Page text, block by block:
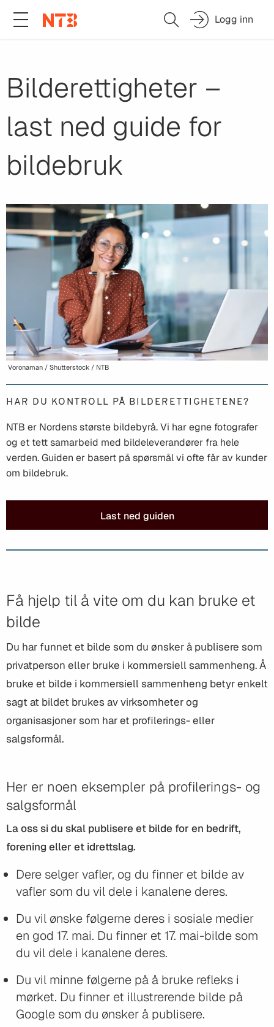
Logg inn
Bilderettigheter –
last ned guide for
bildebruk
Voronaman / Shutterstock / NTB
HAR DU KONTROLL PÅ BILDERETTIGHETENE?
NTB er Nordens største bildebyrå. Vi har egne fotografer
og et tett samarbeid med bildeleverandører fra hele
verden. Guiden er basert på spørsmål vi ofte får av kunder
om bildebruk.
Last ned guiden
Få hjelp til å vite om du kan bruke et
bilde
Du har funnet et bilde som du ønsker å publisere som
privatperson eller bruke i kommersiell sammenheng. Å
bruke et bilde i kommersiell sammenheng betyr enkelt
sagt at bildet brukes av virksomheter og
organisasjoner som har et profilerings- eller
salgsformål.
Her er noen eksempler på profilerings- og
salgsformål
La oss si du skal publisere et bilde for en bedrift,
forening eller et idrettslag.
Dere selger vafler, og du finner et bilde av
vafler som du vil dele i kanalene deres.
Du vil ønske følgerne deres i sosiale medier
en god 17. mai. Du finner et 17. mai-bilde som
du vil dele i kanalene deres.
Du vil minne følgerne på å bruke refleks i
mørket. Du finner et illustrerende bilde på
Google som du ønsker å publisere.